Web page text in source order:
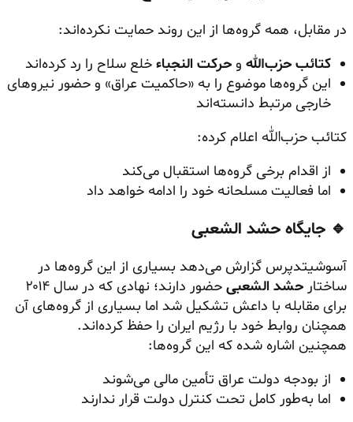
در مقابل، همه گروه‌ها از این روند حمایت نکرده‌اند:
کتائب حزب‌الله و حرکت النجباء خلع سلاح را رد کرده‌اند
این گروه‌ها موضوع را به «حاکمیت عراق» و حضور نیروهای
خارجی مرتبط دانسته‌اند
کتائب حزب‌الله اعلام کرده:
از اقدام برخی گروه‌ها استقبال می‌کند
اما فعالیت مسلحانه خود را ادامه خواهد داد
🔹 جایگاه حشد الشعبی
آسوشیتدپرس گزارش می‌دهد بسیاری از این گروه‌ها در
ساختار حشد الشعبی
حضور دارند؛ نهادی که در سال ۲۰۱۴
برای مقابله با داعش تشکیل شد اما بسیاری از گروه‌های آن
همچنان روابط خود با رژیم ایران را حفظ کرده‌اند.
همچنین اشاره شده که این گروه‌ها:
از بودجه دولت عراق تأمین مالی می‌شوند
اما به‌طور کامل تحت کنترل دولت قرار ندارند